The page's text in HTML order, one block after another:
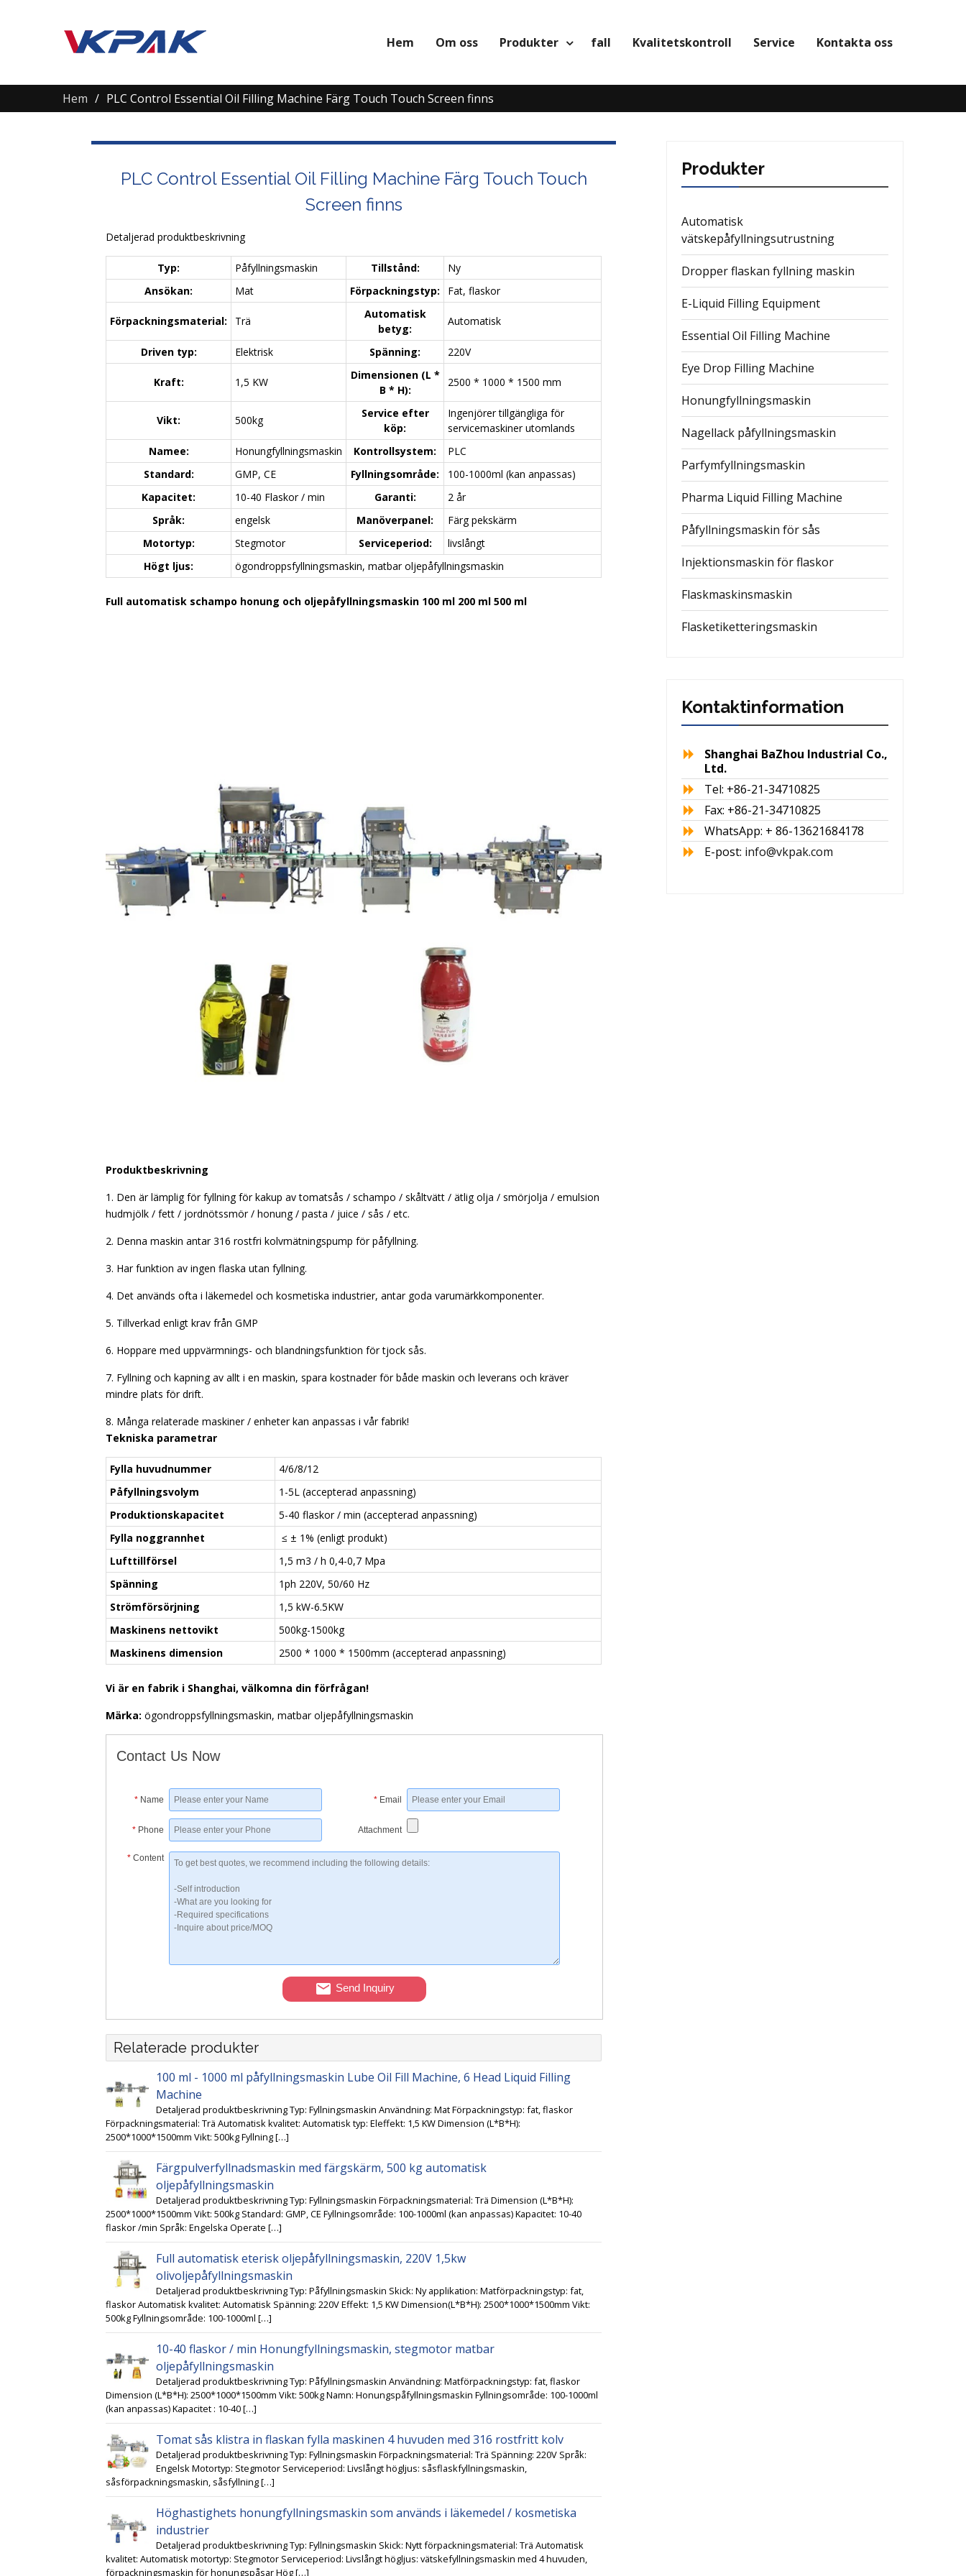
Hem Om oss Produkter fall Kvalitetskontroll Service Kontakta oss
Hem PLC Control Essential Oil Filling Machine Färg Touch Touch Screen finns
PLC Control Essential Oil Filling Machine Färg Touch Touch
Screen finns
Detaljerad produktbeskrivning
Typ: Påfyllningsmaskin Tillstånd:
Ny
Ansökan:
Mat Förpackningstyp: Fat, flaskor
Förpackningsmaterial: Trä
Automatisk
betyg:
Automatisk
Driven typ: Elektrisk Spänning: 220V
Kraft: 1,5 KW
Dimensionen (L *
B * H):
2500 * 1000 * 1500 mm
Vikt: 500kg
Service efter
köp:
Ingenjörer tillgängliga för
servicemaskiner utomlands
Namee:
Honungfyllningsmaskin Kontrollsystem:
PLC
Standard:
GMP, CE Fyllningsområde:
100-1000ml (kan anpassas)
Kapacitet:
10-40 Flaskor / min Garanti:
2 år
Språk:
engelsk Manöverpanel:
Färg pekskärm
Motortyp:
Stegmotor Serviceperiod:
livslångt
Högt ljus:
ögondroppsfyllningsmaskin, matbar oljepåfyllningsmaskin
Full automatisk schampo honung och oljepåfyllningsmaskin 100 ml 200 ml 500 ml
Produktbeskrivning
1. Den är lämplig för fyllning för kakup av tomatsås / schampo / skåltvätt / ätlig olja / smörjolja / emulsion
hudmjölk / fett / jordnötssmör / honung / pasta / juice / sås / etc.
2. Denna maskin antar 316 rostfri kolvmätningspump för påfyllning.
3. Har funktion av ingen flaska utan fyllning.
4. Det används ofta i läkemedel och kosmetiska industrier, antar goda varumärkkomponenter.
5. Tillverkad enligt krav från GMP
6. Hoppare med uppvärmnings- och blandningsfunktion för tjock sås.
7. Fyllning och kapning av allt i en maskin, spara kostnader för både maskin och leverans och kräver
mindre plats för drift.
8. Många relaterade maskiner / enheter kan anpassas i vår fabrik!
Tekniska parametrar
Fylla huvudnummer
4/6/8/12
Påfyllningsvolym
1-5L (accepterad anpassning)
Produktionskapacitet
5-40 flaskor / min (accepterad anpassning)
Fylla noggrannhet
≤ ± 1% (enligt produkt)
Lufttillförsel
1,5 m3 / h 0,4-0,7 Mpa
Spänning
1ph 220V, 50/60 Hz
Strömförsörjning
1,5 kW-6.5KW
Maskinens nettovikt
500kg-1500kg
Maskinens dimension
2500 * 1000 * 1500mm (accepterad anpassning)
Vi är en fabrik i Shanghai, välkomna din förfrågan!
Märka: ögondroppsfyllningsmaskin, matbar oljepåfyllningsmaskin
Contact Us Now
* Name * Email
* Phone Attachment
* Content
Send Inquiry
Relaterade produkter
100 ml - 1000 ml påfyllningsmaskin Lube Oil Fill Machine, 6 Head Liquid Filling
Machine
Detaljerad produktbeskrivning Typ: Fyllningsmaskin Användning: Mat Förpackningstyp: fat, flaskor
Förpackningsmaterial: Trä Automatisk kvalitet: Automatisk typ: Eleffekt: 1,5 KW Dimension (L*B*H):
2500*1000*1500mm Vikt: 500kg Fyllning […]
Färgpulverfyllnadsmaskin med färgskärm, 500 kg automatisk
oljepåfyllningsmaskin
Detaljerad produktbeskrivning Typ: Fyllningsmaskin Förpackningsmaterial: Trä Dimension (L*B*H):
2500*1000*1500mm Vikt: 500kg Standard: GMP, CE Fyllningsområde: 100-1000ml (kan anpassas) Kapacitet: 10-40
flaskor /min Språk: Engelska Operate […]
Full automatisk eterisk oljepåfyllningsmaskin, 220V 1,5kw
olivoljepåfyllningsmaskin
Detaljerad produktbeskrivning Typ: Påfyllningsmaskin Skick: Ny applikation: Matförpackningstyp: fat,
flaskor Automatisk kvalitet: Automatisk Spänning: 220V Effekt: 1,5 KW Dimension(L*B*H): 2500*1000*1500mm Vikt:
500kg Fyllningsområde: 100-1000ml […]
10-40 flaskor / min Honungfyllningsmaskin, stegmotor matbar
oljepåfyllningsmaskin
Detaljerad produktbeskrivning Typ: Påfyllningsmaskin Användning: Matförpackningstyp: fat, flaskor
Dimension (L*B*H): 2500*1000*1500mm Vikt: 500kg Namn: Honungspåfyllningsmaskin Fyllningsområde: 100-1000ml
(kan anpassas) Kapacitet : 10-40 […]
Tomat sås klistra in flaskan fylla maskinen 4 huvuden med 316 rostfritt kolv
Detaljerad produktbeskrivning Typ: Fyllningsmaskin Förpackningsmaterial: Trä Spänning: 220V Språk:
Engelsk Motortyp: Stegmotor Serviceperiod: Livslångt högljus: såsflaskfyllningsmaskin,
såsförpackningsmaskin, såsfyllning […]
Höghastighets honungfyllningsmaskin som används i läkemedel / kosmetiska
industrier
Detaljerad produktbeskrivning Typ: Fyllningsmaskin Skick: Nytt förpackningsmaterial: Trä Automatisk
kvalitet: Automatisk motortyp: Stegmotor Serviceperiod: Livslångt högljus: vätskefyllningsmaskin med 4 huvuden,
förpackningsmaskin för honungspåsar Hög […]
Produkter
Automatisk
vätskepåfyllningsutrustning
Dropper flaskan fyllning maskin
E-Liquid Filling Equipment
Essential Oil Filling Machine
Eye Drop Filling Machine
Honungfyllningsmaskin
Nagellack påfyllningsmaskin
Parfymfyllningsmaskin
Pharma Liquid Filling Machine
Påfyllningsmaskin för sås
Injektionsmaskin för flaskor
Flaskmaskinsmaskin
Flasketiketteringsmaskin
Kontaktinformation
Shanghai BaZhou Industrial Co.,
Ltd.
Tel: +86-21-34710825
Fax: +86-21-34710825
WhatsApp: + 86-13621684178
E-post: info@vkpak.com